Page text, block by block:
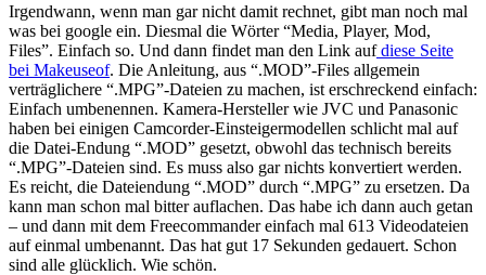
Irgendwann, wenn man gar nicht damit rechnet, gibt man noch mal
was bei google ein. Diesmal die Wörter “Media, Player, Mod,
Files”. Einfach so. Und dann findet man den Link aufdiese Seite
bei Makeuseof. Die Anleitung, aus “.MOD”-Files allgemein
verträglichere “.MPG”-Dateien zu machen, ist erschreckend einfach:
Einfach umbenennen. Kamera-Hersteller wie JVC und Panasonic
haben bei einigen Camcorder-Einsteigermodellen schlicht mal auf
die Datei-Endung “.MOD” gesetzt, obwohl das technisch bereits
“.MPG”-Dateien sind. Es muss also gar nichts konvertiert werden.
Es reicht, die Dateiendung “.MOD” durch “.MPG” zu ersetzen. Da
kann man schon mal bitter auflachen. Das habe ich dann auch getan
– und dann mit dem Freecommander einfach mal 613 Videodateien
auf einmal umbenannt. Das hat gut 17 Sekunden gedauert. Schon
sind alle glücklich. Wie schön.